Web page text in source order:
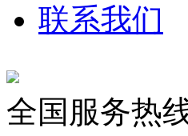
联系我们
全国服务热